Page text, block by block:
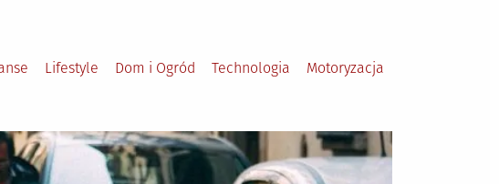
Lifestyle Dom i Ogród Technologia Motoryzacja